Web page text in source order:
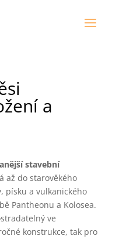
a
stavební
až do starověkého
písku a vulkanického
Pantheonu a Kolosea.
ve
konstrukce, tak pro